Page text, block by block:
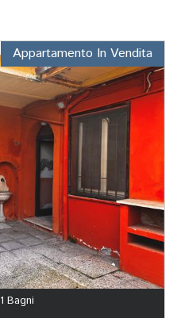
Appartamento In Vendita
1 Bagni